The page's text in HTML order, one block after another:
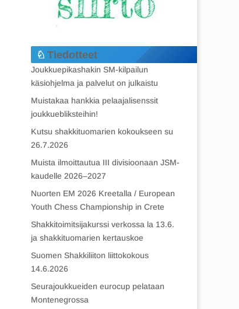
Tiedotteet
Joukkuepikashakin SM-kilpailun
käsiohjelma ja palvelut on julkaistu
Muistakaa hankkia pelaajalisenssit
joukkuebliksteihin!
Kutsu shakkituomarien kokoukseen su
26.7.2026
Muista ilmoittautua III divisioonaan JSM-
kaudelle 2026–2027
Nuorten EM 2026 Kreetalla / European
Youth Chess Championship in Crete
Shakkitoimitsijakurssi verkossa la 13.6.
ja shakkituomarien kertauskoe
Suomen Shakkiliiton liittokokous
14.6.2026
Seurajoukkueiden eurocup pelataan
Montenegrossa